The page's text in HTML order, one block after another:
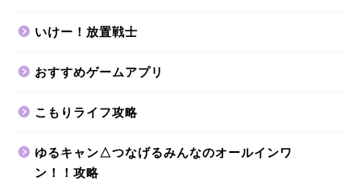
いけー！放置戦士
おすすめゲームアプリ
こもりライフ攻略
ゆるキャン△つなげるみんなのオールインワ
ン！！攻略